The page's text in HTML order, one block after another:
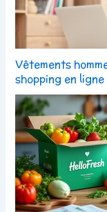
Vêtements
shopping en